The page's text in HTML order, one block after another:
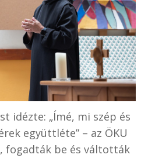
idézte: „Ímé, mi szép és
együttléte” – az ÖKU
fogadták be és váltották